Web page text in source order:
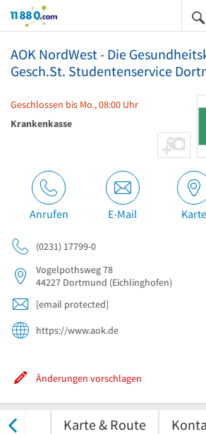
11880.com
AOK NordWest - Die
Gesch.St. Studentenservice
Geschlossen bis Mo., 08:00 Uhr
Krankenkasse
Anrufen E-Mail Karte
(0231) 17799-0
Vogelpothsweg 78
44227 Dortmund (Eichlinghofen)
[email protected]
https://www.aok.de
Änderungen vorschlagen
Karte & Route